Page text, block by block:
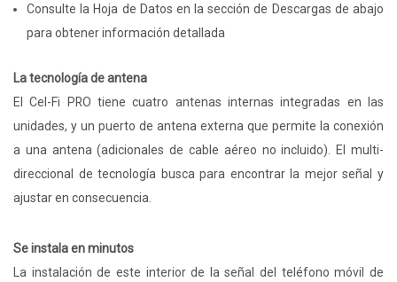
Consulte la Hoja de Datos en la sección de Descargas de abajo
para obtener información detallada
La tecnología de antena
El Cel-Fi PRO tiene cuatro antenas internas integradas en las
unidades, y un puerto de antena externa que permite la conexión
a una antena (adicionales de cable aéreo no incluido). El multi-
direccional de tecnología busca para encontrar la mejor señal y
ajustar en consecuencia.
Se instala en minutos
La instalación de este interior de la señal del teléfono móvil de